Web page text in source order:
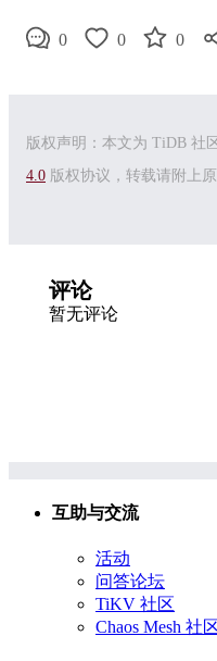
0 0 0
版权声明：本文为 TiDB 社
4.0 版权协议，转载请附上
评论
暂无评论
互助与交流
活动
问答论坛
TiKV 社区
Chaos Mesh 社区